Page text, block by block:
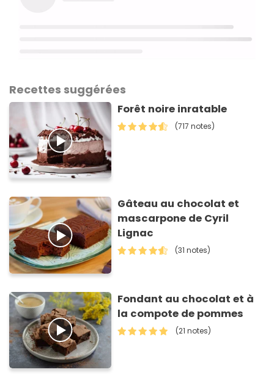
Recettes suggérées
Forêt noire inratable
(717 notes)
Gâteau au chocolat et
mascarpone de Cyril
Lignac
(31 notes)
Fondant au chocolat et à
la compote de pommes
(21 notes)